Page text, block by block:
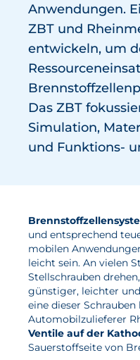
Brennstoffzellen
Wasserstoff
Elektrolyse
Leistungen
Entwicklung
Modellierung &
Karriere
Offene Stellen
Vorteile für
Anwendungen.
ZBT und
entwickeln, um
Das ZBT
Simulation,
und Funktions-
und entsprechend
mobilen
leicht sein. An vielen
Stellschrauben
günstiger, leichter
eine dieser Schrauben
Automobil­zulieferer
Ventile auf der
Sauerstoffseite von